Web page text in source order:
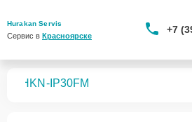
Hurakan Servis
Сервис в Красноярске
+7
HKN-IP30FM